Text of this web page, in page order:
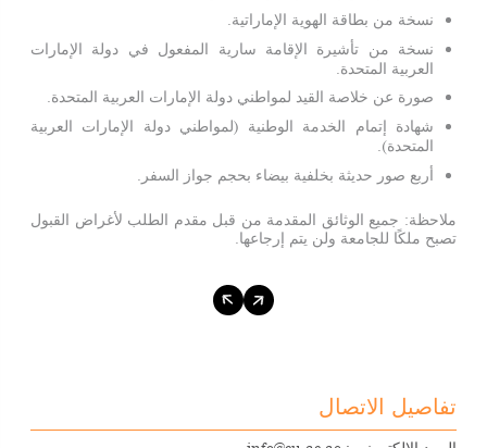
نسخة من بطاقة الهوية الإماراتية.
نسخة من تأشيرة الإقامة سارية المفعول في دولة الإمارات
العربية المتحدة.
صورة عن خلاصة القيد لمواطني دولة الإمارات العربية المتحدة.
شهادة إتمام الخدمة الوطنية (لمواطني دولة الإمارات العربية
المتحدة).
أربع صور حديثة بخلفية بيضاء بحجم جواز السفر.
ملاحظة: جميع الوثائق المقدمة من قبل مقدم الطلب لأغراض القبول
تصبح ملكًا للجامعة ولن يتم إرجاعها.
تفاصيل الاتصال